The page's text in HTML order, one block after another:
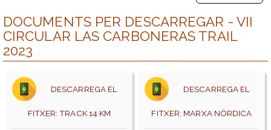
DOCUMENTS PER DESCARREGAR - VII
CIRCULAR LAS CARBONERAS TRAIL
2023
DESCARREGA EL
FITXER: TRACK 14 KM
DESCARREGA EL
FITXER: MARXA NÓRDICA